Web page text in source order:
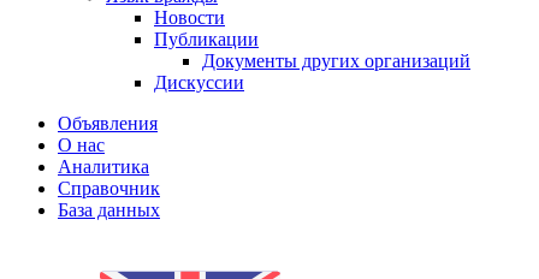
Новости
Публикации
Документы других организаций
Дискуссии
Объявления
О нас
Аналитика
Справочник
База данных